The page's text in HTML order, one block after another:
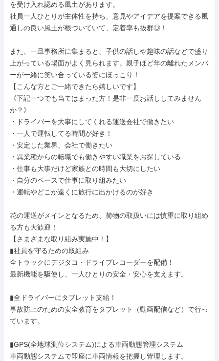
を受け入れ認める風土があります。
社員一人ひとりが主体性を持ち、意見やアイデアを提案できる風
通しの良い風土が根づいていて、定着率も抜群◎！
また、一旦事務所に集まると、子供の話しや趣味の話などで盛り
上がっている場面がよく見られます。親子ほど年の離れたメンバ
ーが一緒に笑い合っている姿にほっこり！
【こんな方とご一緒できたら嬉しいです】
《下記一つでも当てはまった方！是非一度お話ししてみません
か？》
・ドライバーを大事にしてくれる運送会社で働きたい
・一人で運転してる時間が好き！
・安定した業界、会社で働きたい
・異業種からの転職でも働きやすい職業をお探している
・仕事も大事だけど家族との時間も大切にしたい
・自分のペースで仕事に取り組みたい
・運転やどこか遠くに旅行に出かけるのが好き
花の運送がメインとなるため、荷物の取扱いには慎重に取り組め
る方も大歓迎！
【さまざまな取り組み実施中！】
▮社員を守るための取組み
全トラックにデジタコ・ドライブレコーダーを配備！
最新機能を駆使し、一人ひとりの安全・安心を支えます。
▮全ドライバーにタブレット支給！
事故防止のための安全教育をタブレット（動画配信など）で行っ
ています。
▮GPS(全地球測位システム)による車両動態管理システム
車両動態システムで即座に車両情報を把握し管理します。